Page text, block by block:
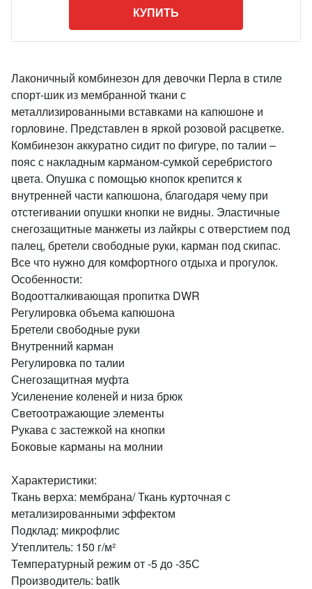
КУПИТЬ
Лаконичный комбинезон для девочки Перла в стиле
спорт-шик из мембранной ткани с
металлизированными вставками на капюшоне и
горловине. Представлен в яркой розовой расцветке.
Комбинезон аккуратно сидит по фигуре, по талии –
пояс с накладным карманом-сумкой серебристого
цвета. Опушка с помощью кнопок крепится к
внутренней части капюшона, благодаря чему при
отстегивании опушки кнопки не видны. Эластичные
снегозащитные манжеты из лайкры с отверстием под
палец, бретели свободные руки, карман под скипас.
Все что нужно для комфортного отдыха и прогулок.
Особенности:
Водоотталкивающая пропитка DWR
Регулировка объема капюшона
Бретели свободные руки
Внутренний карман
Регулировка по талии
Снегозащитная муфта
Усиленение коленей и низа брюк
Светоотражающие элементы
Рукава с застежкой на кнопки
Боковые карманы на молнии
Характеристики:
Ткань верха: мембрана/ Ткань курточная с
метализированными эффектом
Подклад: микрофлис
Утеплитель: 150 г/м²
Температурный режим от -5 до -35С
Производитель: batik